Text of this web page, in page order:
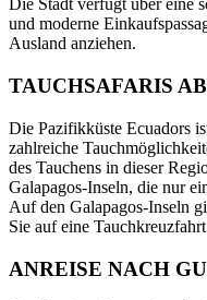
Die Stadt verfügt über eine
und moderne
Ausland anziehen.
TAUCHSAFARIS
Die Pazifikküste Ecuadors
zahlreiche
des Tauchens in dieser
Galapagos-Inseln, die nur
Auf den Galapagos-Inseln
Sie auf eine
ANREISE NACH